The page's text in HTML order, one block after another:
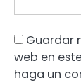
Guardar
web en
haga un